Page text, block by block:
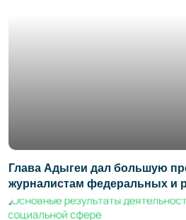
Глава Адыгеи дал большую
журналистам федеральных и